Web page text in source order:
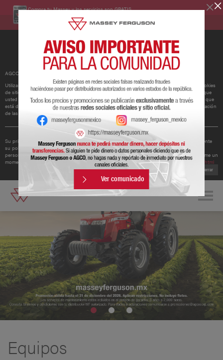
Compra tu Massey y los servicios son GRATIS.
AGCO ha actualizado su política de cookies.
Utilizamos cookies para mejorar y personalizar nuestros sitios y servicios. Esto incluye cookies
de sitios web de redes sociales de terceros, que pueden realizar un seguimiento del uso que
usted hace de nuestro sitio web. Si continúa sin cambiar su configuración, supondremos que
está dispuesto a recibir todas las cookies en nuestro sitio web. Puede cambiar la configuración
de las cookies en cualquier momento.
Obtener más información
Su privacidad es importante para nosotros. Por lo tanto, AGCO ha actualizado recientemente
su política de privacidad para ofrecerle una mejor comprensión de los tipos de datos
personales que recopilamos de usted y cómo los utilizamos. Le recomendamos que se tome un
momento para leer la política actualizada disponible enhttp://www.agcocorp.com/privacy.html
Cerrar
Ver comunicado
Equipos